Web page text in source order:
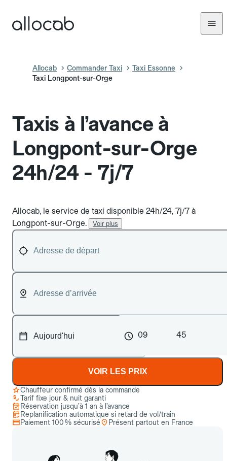
Allocab Commander Taxi
Taxi Essonne
Taxi Longpont-sur-Orge
Taxis à l’avance à
Longpont-sur-Orge
24h/24 - 7j/7
Allocab, le service de taxi disponible 24h/24, 7j/7 à
Longpont-sur-Orge.
Voir plus
09 45
VOIR LES PRIX
Chauffeur confirmé dès la commande
Tarif fixe jour & nuit garanti
Réservation jusqu’à 1 an à l’avance
Replanification automatique si retard de vol/train
Paiement 100 % sécurisé
Présent partout en France